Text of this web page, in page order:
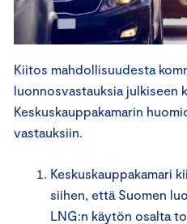
Kiitos mahdollisuudesta
luonnosvastauksia julkiseen
Keskuskauppakamarin
vastauksiin.
Keskuskauppakamari
siihen, että Suomen
LNG:n käytön osalta